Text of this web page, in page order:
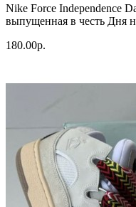
Nike Force Independence
выпущенная в честь Дня
180.00р.